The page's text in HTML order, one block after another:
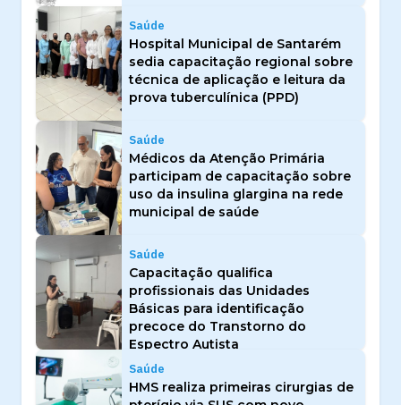
Saúde
Hospital Municipal de Santarém
sedia capacitação regional sobre
técnica de aplicação e leitura da
prova tuberculínica (PPD)
Saúde
Médicos da Atenção Primária
participam de capacitação sobre
uso da insulina glargina na rede
municipal de saúde
Saúde
Capacitação qualifica
profissionais das Unidades
Básicas para identificação
precoce do Transtorno do
Espectro Autista
Saúde
HMS realiza primeiras cirurgias de